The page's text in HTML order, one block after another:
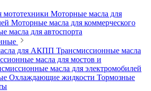
мототехники Моторные масла для
Моторные масла для коммерческого
масла для автоспорта
для АКПП Трансмиссионные масла
масла для мостов и
масла для электромобилей
Охлаждающие жидкости Тормозные